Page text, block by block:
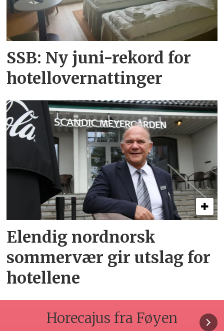
SSB: Ny juni-rekord for
hotellovernattinger
Elendig nordnorsk
sommervær gir utslag for
hotellene
Horecajus fra Føyen